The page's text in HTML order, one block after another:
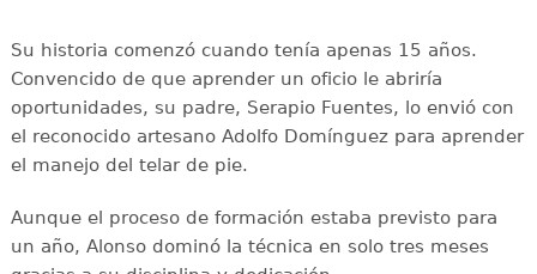
Su historia comenzó cuando tenía apenas 15 años.
Convencido de que aprender un oficio le abriría
oportunidades, su padre, Serapio Fuentes, lo envió con
el reconocido artesano Adolfo Domínguez para aprender
el manejo del telar de pie.
Aunque el proceso de formación estaba previsto para
un año, Alonso dominó la técnica en solo tres meses